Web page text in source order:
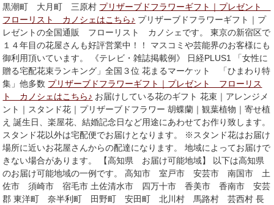
黒潮町 大月町 三原村 プリザーブドフラワーギフト｜プレゼント
フローリスト カノシェはこちら♪ プリザーブドフラワーギフト｜プ
レゼントの全国通販 フローリスト カノシェです。 東京の新宿区で
１４年目の花屋さんも好評営業中！！ マスコミや芸能界のお客様にも
御利用頂いています。 《テレビ・雑誌掲載例》 日経PLUS1 「女性に
贈る宅配花束ランキング」全国３位 花まるマーケット 「ひまわり特
集」他多数 プリザーブドフラワーギフト｜プレゼント フローリス
ト カノシェはこちら♪ お届けしている花のギフト 花束｜アレンジメ
ント｜スタンド花｜プリザーブドフラワー 胡蝶蘭｜観葉植物｜寄せ植
え 誕生日、楽屋花、結婚記念日など用途にあわせてお作り致します。
スタンド花以外は宅配便でお届けとなります。 ※スタンド花はお届け
場所に近いお花屋さんからの配達になります。 地域によってお届けで
きない場合があります。 【高知県 お届け可能地域】 以下は高知県
のお届け可能地域の一例です。 高知市 室戸市 安芸市 南国市 土
佐市 須崎市 宿毛市 土佐清水市 四万十市 香美市 香南市 安芸
郡 東洋町 奈半利町 田野町 安田町 北川村 馬路村 芸西村 長